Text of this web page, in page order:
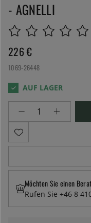
- AGNELLI
226 €
1069-26448
Möchten Sie einen
Rufen Sie +46 8